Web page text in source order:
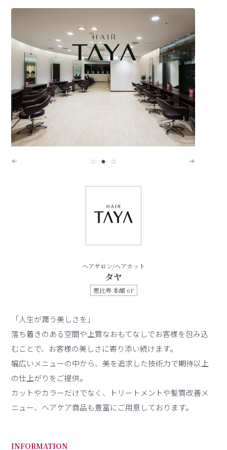
ヘアサロン/ヘアカット
タヤ
恵比寿 本館 6F
「人生が潤う美しさを」
落ち着きのある空間や上質なおもてなしでお客様を包み込
むことで、お客様の美しさに寄り添い続けます。
幅広いメニューの中から、美を追求した技術力で期待以上
の仕上がりをご提供。
カットやカラーだけでなく、トリートメントや髪質改善メ
ニュー、ヘアケア商品も豊富にご用意しております。
INFORMATION